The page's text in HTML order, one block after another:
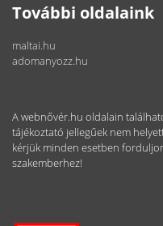
További oldalaink
maltai.hu
adomanyozz.hu
A webnővér.hu oldalain
tájékoztató jellegűek nem
kérjük minden esetben
szakemberhez!